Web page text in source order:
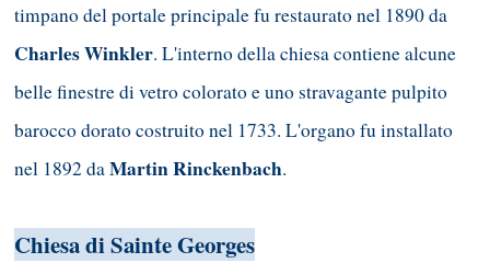
timpano del portale principale fu restaurato nel 1890 da
Charles Winkler. L'interno della chiesa contiene alcune
belle finestre di vetro colorato e uno stravagante pulpito
barocco dorato costruito nel 1733. L'organo fu installato
nel 1892 daMartin Rinckenbach.
Chiesa di Sainte Georges